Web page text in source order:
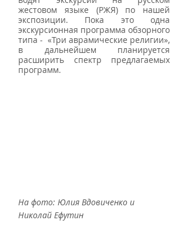
жестовом языке (РЖЯ) по нашей
экспозиции. Пока это одна
экскурсионная программа обзорного
типа -  «Три аврамические религии»,
в дальнейшем планируется
расширить спектр предлагаемых
программ.
На фото: Юлия Вдовиченко и
Николай Ефутин